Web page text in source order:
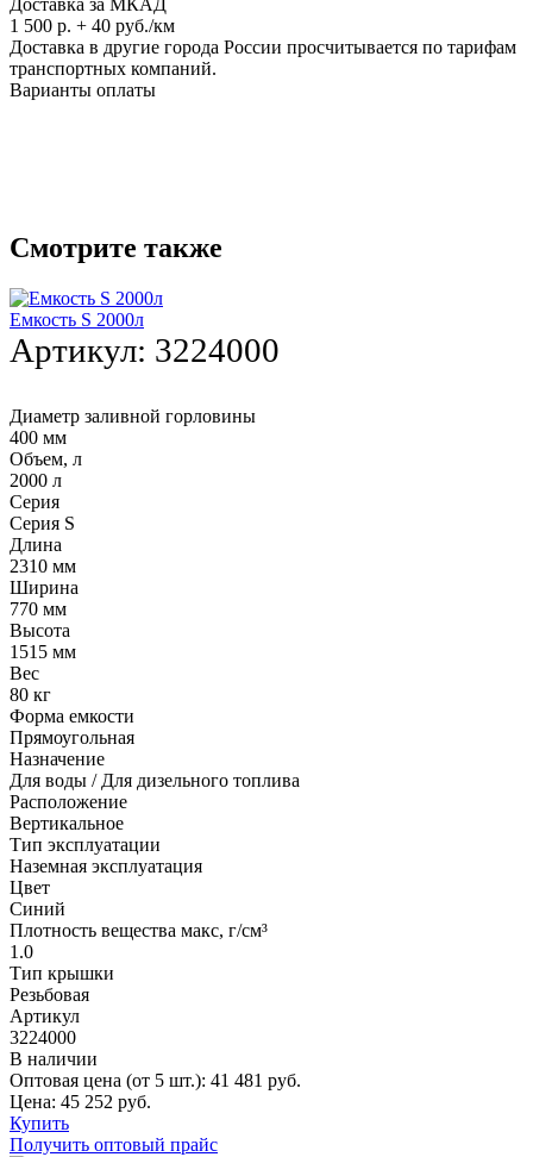
Доставка за МКАД
1 500 р. + 40 руб./км
Доставка в другие города России просчитывается по тарифам
транспортных компаний.
Варианты оплаты
Смотрите также
Емкость S 2000л
Артикул: 3224000
Диаметр заливной горловины
400 мм
Объем, л
2000 л
Серия
Серия S
Длина
2310 мм
Ширина
770 мм
Высота
1515 мм
Вес
80 кг
Форма емкости
Прямоугольная
Назначение
Для воды / Для дизельного топлива
Расположение
Вертикальное
Тип эксплуатации
Наземная эксплуатация
Цвет
Синий
Плотность вещества макс, г/см³
1.0
Тип крышки
Резьбовая
Артикул
3224000
В наличии
Оптовая цена (от 5 шт.): 41 481 руб.
Цена: 45 252 руб.
Купить
Получить оптовый прайс